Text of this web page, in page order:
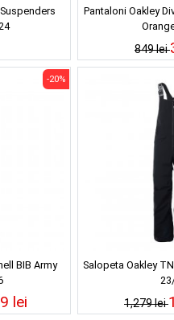
Pantaloni Oakley
849 lei
BIB Army
-20%
lei
Salopeta Oakley
1,279 lei